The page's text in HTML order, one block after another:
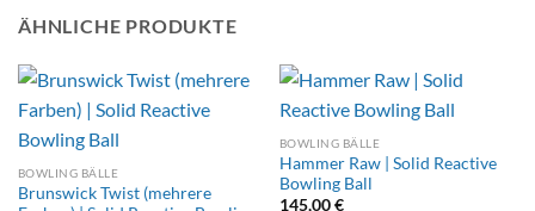
ÄHNLICHE PRODUKTE
BOWLING BÄLLE
Brunswick Twist (mehrere
BOWLING BÄLLE
Hammer Raw | Solid Reactive
Bowling Ball
145,00€